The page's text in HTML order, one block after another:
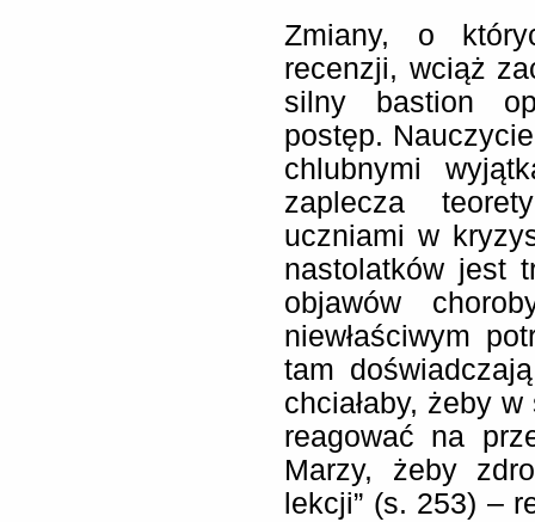
Zmiany, o
recenzji, wciąż
silny bastion
postęp.
chlubnymi
zaplecza
uczniami w
nastolatków jest
objawów
niewłaściwym
tam
chciałaby, żeby
reagować na
Marzy, żeby
lekcji” (s. 253) –